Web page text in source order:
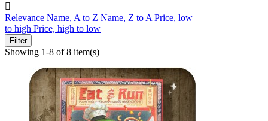

Relevance Name, A to Z Name, Z to A Price, low
to high Price, high to low
Filter
Showing 1-8 of 8 item(s)